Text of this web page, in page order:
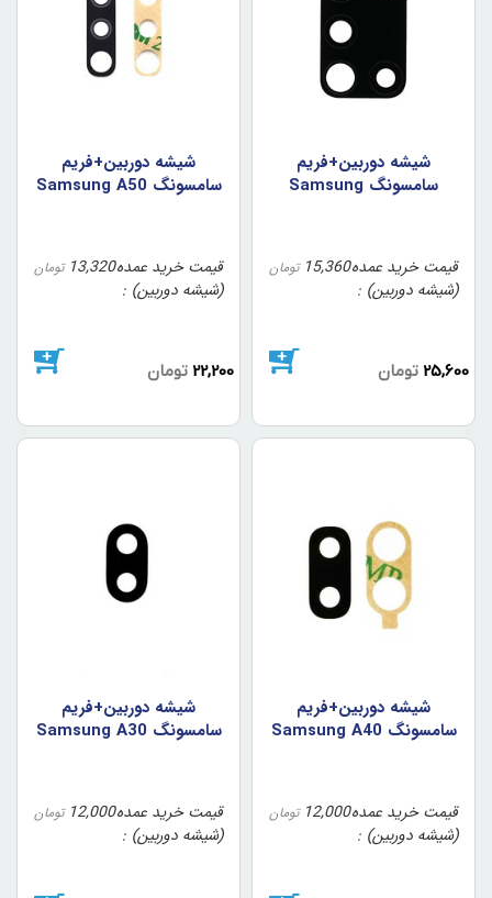
شيشه دوربين+فريم
سامسونگ Samsung
قیمت خرید عمده
(شیشه دوربین)
15,360 تومان
25,600 تومان
شيشه دوربين+فريم
سامسونگ Samsung A50
قیمت خرید عمده
(شیشه دوربین)
13,320 تومان
22,200 تومان
شيشه دوربين+فريم
سامسونگ Samsung A40
قیمت خرید عمده
(شیشه دوربین)
12,000 تومان
شيشه دوربين+فريم
سامسونگ Samsung A30
قیمت خرید عمده
(شیشه دوربین)
12,000 تومان